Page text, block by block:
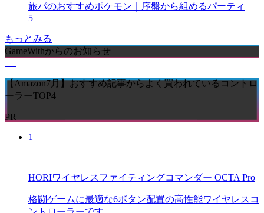
旅パのおすすめポケモン｜序盤から組めるパーティ
5
もっとみる
GameWithからのお知らせ
【Amazon7月】おすすめ記事からよく買われているコントロ
ーラーTOP4
PR
1
HORIワイヤレスファイティングコマンダー OCTA Pro
格闘ゲームに最適な6ボタン配置の高性能ワイヤレスコ